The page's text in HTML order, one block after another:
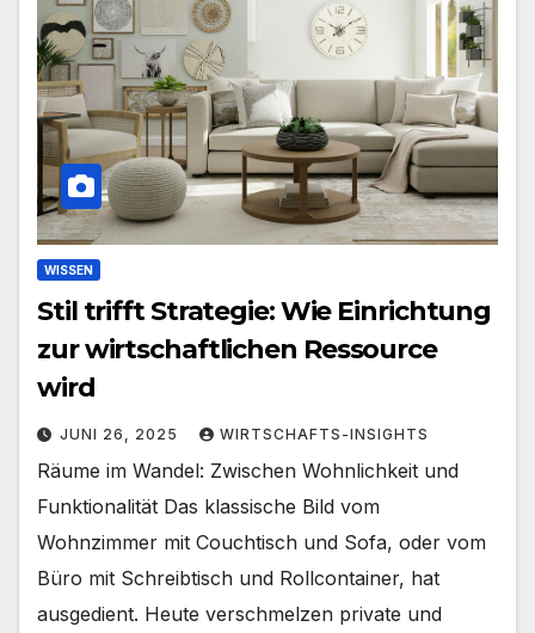
WISSEN
Stil trifft Strategie: Wie Einrichtung
zur wirtschaftlichen Ressource
wird
JUNI 26, 2025 WIRTSCHAFTS-INSIGHTS
Räume im Wandel: Zwischen Wohnlichkeit und
Funktionalität Das klassische Bild vom
Wohnzimmer mit Couchtisch und Sofa, oder vom
Büro mit Schreibtisch und Rollcontainer, hat
ausgedient. Heute verschmelzen private und